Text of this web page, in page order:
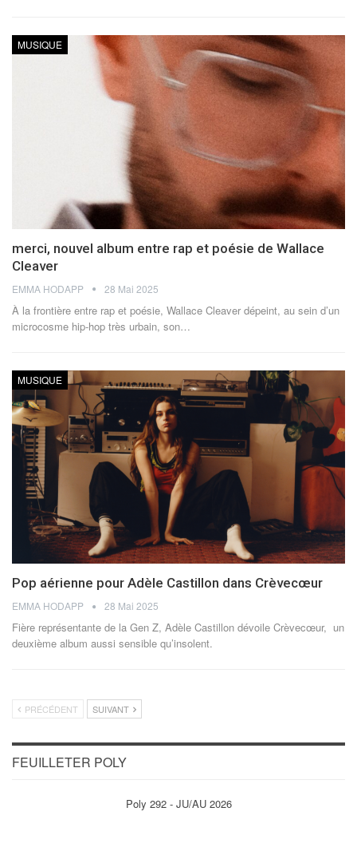
MUSIQUE
merci, nouvel album entre rap et poésie de Wallace
Cleaver
EMMA HODAPP 28 Mai 2025
À la frontière entre rap et poésie, Wallace Cleaver dépeint, au sein d’un
microcosme hip-hop très urbain, son…
MUSIQUE
Pop aérienne pour Adèle Castillon dans Crèvecœur
EMMA HODAPP 28 Mai 2025
Fière représentante de la Gen Z, Adèle Castillon dévoile Crèvecœur, un
deuxième album aussi sensible qu’insolent.
PRÉCÉDENT SUIVANT
FEUILLETER POLY
Poly 292 - JU/AU 2026